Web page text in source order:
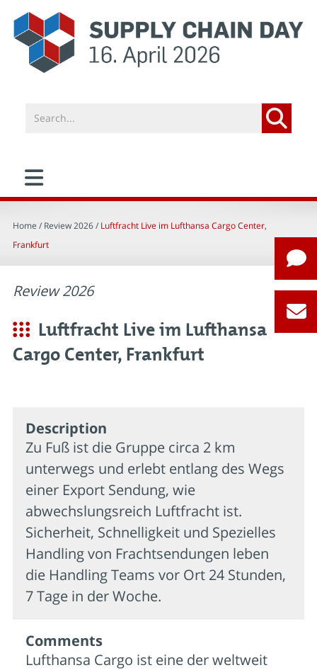
Home / Review 2026 / Luftfracht Live im Lufthansa Cargo Center,
Frankfurt
Review 2026
Luftfracht Live im Lufthansa
Cargo Center, Frankfurt
Description
Zu Fuß ist die Gruppe circa 2 km
unterwegs und erlebt entlang des Wegs
einer Export Sendung, wie
abwechslungsreich Luftfracht ist.
Sicherheit, Schnelligkeit und Spezielles
Handling von Frachtsendungen leben
die Handling Teams vor Ort 24 Stunden,
7 Tage in der Woche.
Comments
Lufthansa Cargo ist eine der weltweit